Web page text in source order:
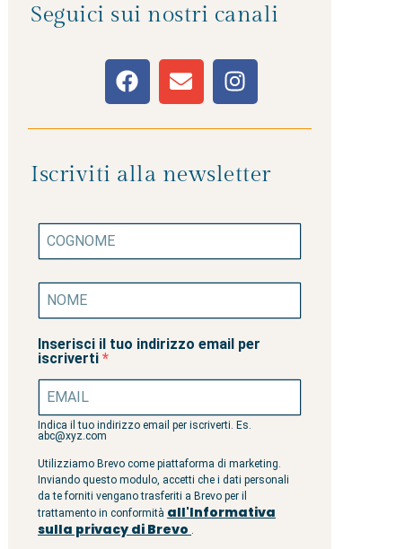
Seguici sui nostri canali
Iscriviti alla newsletter
Inserisci il tuo indirizzo email per
iscriverti
Indica il tuo indirizzo email per iscriverti. Es.
abc@xyz.com
Utilizziamo Brevo come piattaforma di marketing.
Inviando questo modulo, accetti che i dati personali
da te forniti vengano trasferiti a Brevo per il
trattamento in conformità all'Informativa
sulla privacy di Brevo